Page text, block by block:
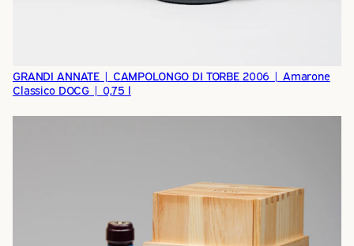
GRANDI ANNATE | CAMPOLONGO DI TORBE 2006 | Amarone
Classico DOCG | 0,75 l